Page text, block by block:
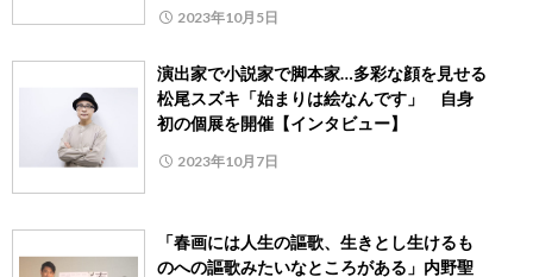
2023年10月5日
演出家で小説家で脚本家…多彩な顔を見せる
松尾スズキ「始まりは絵なんです」 自身
初の個展を開催【インタビュー】
2023年10月7日
「春画には人生の謳歌、生きとし生けるも
のへの謳歌みたいなところがある」内野聖